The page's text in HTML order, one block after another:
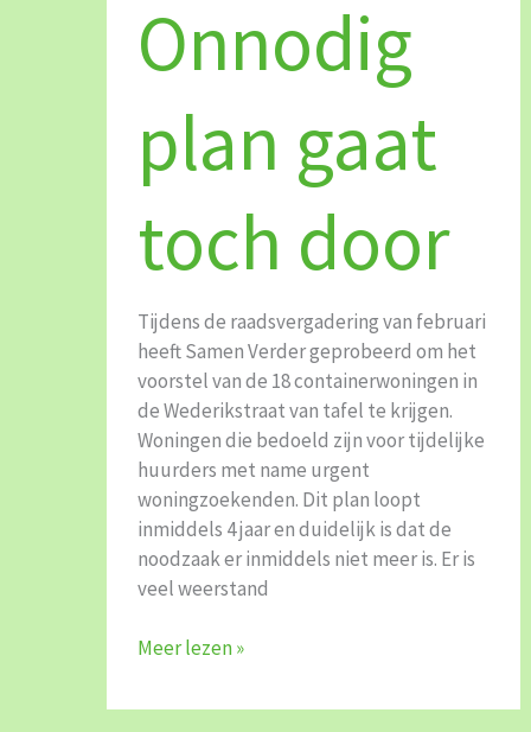
Onnodig
plan gaat
toch door
Tijdens de raadsvergadering van februari
heeft Samen Verder geprobeerd om het
voorstel van de 18 containerwoningen in
de Wederikstraat van tafel te krijgen.
Woningen die bedoeld zijn voor tijdelijke
huurders met name urgent
woningzoekenden. Dit plan loopt
inmiddels 4 jaar en duidelijk is dat de
noodzaak er inmiddels niet meer is. Er is
veel weerstand
gaat
toch
Meer lezen »